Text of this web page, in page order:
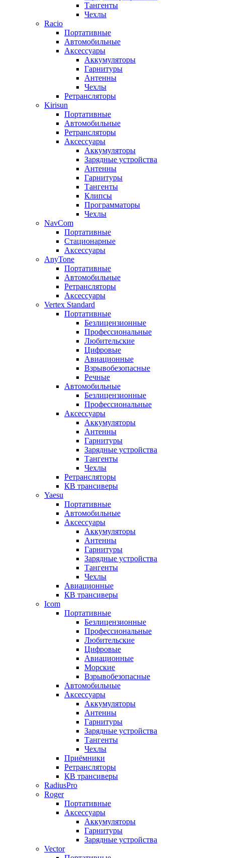
Тангенты
Чехлы
Racio
Портативные
Автомобильные
Аксессуары
Аккумуляторы
Гарнитуры
Антенны
Чехлы
Ретрансляторы
Kirisun
Портативные
Автомобильные
Ретрансляторы
Аксессуары
Аккумуляторы
Зарядные устройства
Антенны
Гарнитуры
Тангенты
Клипсы
Программаторы
Чехлы
NavCom
Портативные
Стационарные
Аксессуары
AnyTone
Портативные
Автомобильные
Ретрансляторы
Аксессуары
Vertex Standard
Портативные
Безлицензионные
Профессиональные
Любительские
Цифровые
Авиационные
Взрывобезопасные
Речные
Автомобильные
Безлицензионные
Профессиональные
Аксессуары
Аккумуляторы
Антенны
Гарнитуры
Зарядные устройства
Тангенты
Чехлы
Ретрансляторы
КВ трансиверы
Yaesu
Портативные
Автомобильные
Аксессуары
Аккумуляторы
Антенны
Гарнитуры
Зарядные устройства
Тангенты
Чехлы
Авиационные
КВ трансиверы
Icom
Портативные
Безлицензионные
Профессиональные
Любительские
Цифровые
Авиационные
Морские
Взрывобезопасные
Автомобильные
Аксессуары
Аккумуляторы
Антенны
Гарнитуры
Зарядные устройства
Тангенты
Чехлы
Приёмники
Ретрансляторы
КВ трансиверы
RadiusPro
Roger
Портативные
Аксессуары
Аккумуляторы
Гарнитуры
Зарядные устройства
Vector